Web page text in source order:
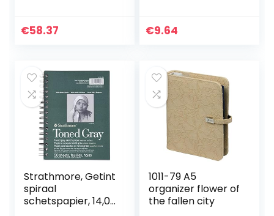
€58.37 €9.64
Strathmore, Getint
spiraal
schetspapier, 14,0
1011-79 A5
organizer flower of
the fallen city